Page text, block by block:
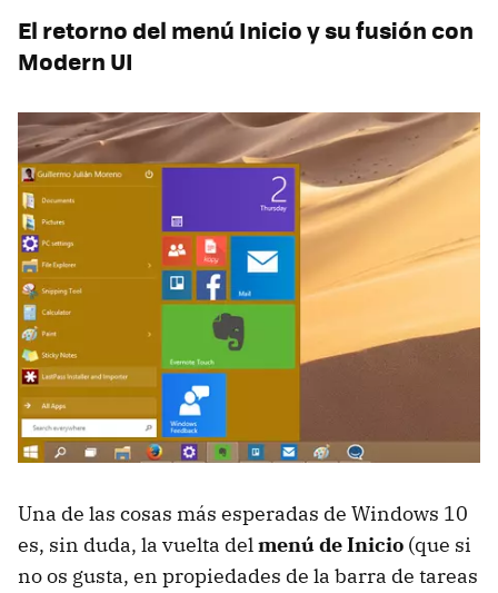
El retorno del menú Inicio y su fusión con
Modern UI
Una de las cosas más esperadas de Windows 10
es, sin duda, la vuelta delmenú de Inicio (que si
no os gusta, en propiedades de la barra de tareas